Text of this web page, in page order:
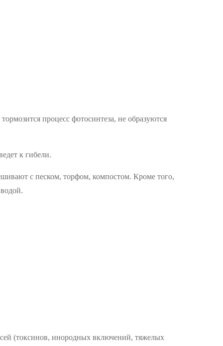
процесс фотосинтеза, не образуются
к гибели.
с песком, торфом, компостом. Кроме того,
(токсинов, инородных включений, тяжелых